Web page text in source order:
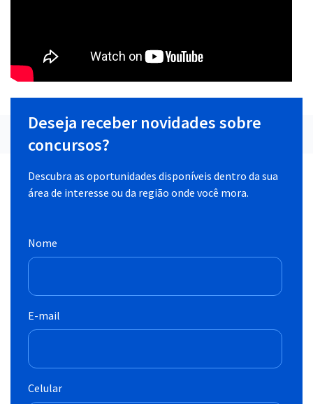
Deseja receber novidades sobre
concursos?
Descubra as oportunidades disponíveis dentro da sua
área de interesse ou da região onde você mora.
Nome
E-mail
Celular